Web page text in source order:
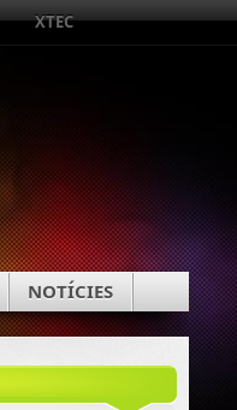
XTEC
NOTÍCIES